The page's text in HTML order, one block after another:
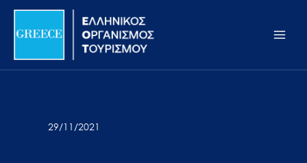
Σημείωση:
ιστότοπος
προσβασιμότητας.
Μετάβαση
περιεχόμενο
29/11/2021